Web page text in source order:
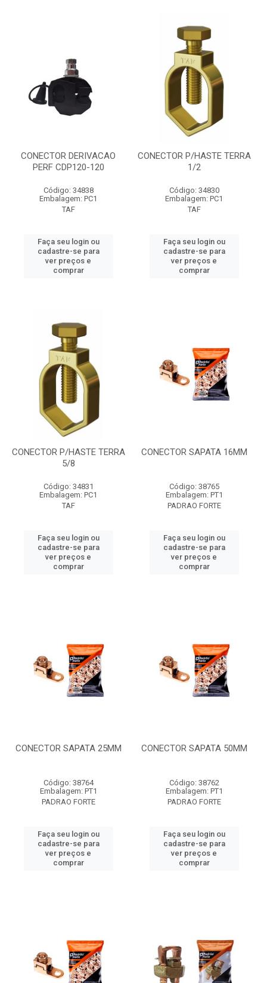
CONECTOR DERIVACAO
PERF CDP120-120
Código: 34838
Embalagem: PC1
TAF
Faça seu login ou
cadastre-se para
ver preços e
comprar
CONECTOR P/HASTE TERRA
1/2
Código: 34830
Embalagem: PC1
TAF
Faça seu login ou
cadastre-se para
ver preços e
comprar
CONECTOR P/HASTE TERRA
5/8
Código: 34831
Embalagem: PC1
TAF
Faça seu login ou
cadastre-se para
ver preços e
comprar
CONECTOR SAPATA 16MM
Código: 38765
Embalagem: PT1
PADRAO FORTE
Faça seu login ou
cadastre-se para
ver preços e
comprar
CONECTOR SAPATA 25MM
Código: 38764
Embalagem: PT1
PADRAO FORTE
Faça seu login ou
cadastre-se para
ver preços e
comprar
CONECTOR SAPATA 50MM
Código: 38762
Embalagem: PT1
PADRAO FORTE
Faça seu login ou
cadastre-se para
ver preços e
comprar